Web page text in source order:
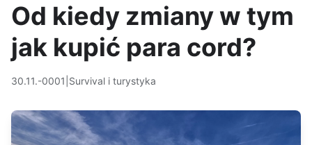
Od kiedy zmiany w tym
jak kupić para cord?
30.11.-0001 Survival i turystyka